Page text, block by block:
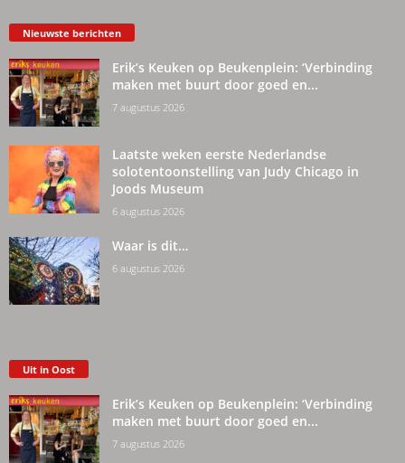
Nieuwste berichten
Erik’s Keuken op Beukenplein: ‘Verbinding
maken met buurt door goed en...
7 augustus 2026
Laatste weken eerste Nederlandse
solotentoonstelling van Judy Chicago in
Joods Museum
6 augustus 2026
Waar is dit…
6 augustus 2026
Uit in Oost
Erik’s Keuken op Beukenplein: ‘Verbinding
maken met buurt door goed en...
7 augustus 2026